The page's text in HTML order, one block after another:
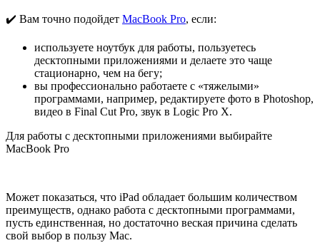
✔️ Вам точно подойдет MacBook Pro, если:
используете ноутбук для работы, пользуетесь
десктопными приложениями и делаете это чаще
стационарно, чем на бегу;
вы профессионально работаете с «тяжелыми»
программами, например, редактируете фото в Photoshop,
видео в Final Cut Pro, звук в Logic Pro X.
Для работы с десктопными приложениями выбирайте
MacBook Pro
Может показаться, что iPad обладает большим количеством
преимуществ, однако работа с десктопными программами,
пусть единственная, но достаточно веская причина сделать
свой выбор в пользу Mac.